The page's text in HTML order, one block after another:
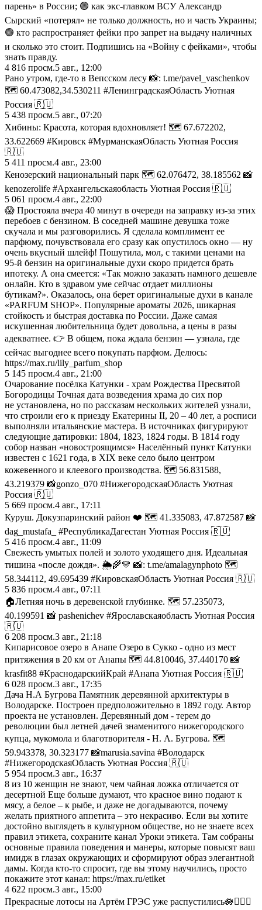
парень» в России; 🟢 как экс-главком ВСУ Александр
Сырский «потерял» не только должность, но и часть Украины;
🟢 кто распространяет фейки про запрет на выдачу наличных
и сколько это стоит. Подпишись на «Войну с фейками», чтобы
знать правду.
4 816 просм.5 авг., 12:00
Рано утром, где-то в Вепсском лесу 📸: t.me/pavel_vaschenkov
🗺️ 60.473082,34.530211 #ЛенинградскаяОбласть Уютная
Россия 🇷🇺
5 438 просм.5 авг., 07:20
Хибины: Красота, которая вдохновляет! 🗺️ 67.672202,
33.622669 #Кировск #МурманскаяОбласть Уютная Россия
🇷🇺
5 411 просм.4 авг., 23:00
Кенозерский национальный парк 🗺️ 62.076472, 38.185562 📸
kenozerolife #Архангельскаяобласть Уютная Россия 🇷🇺
5 061 просм.4 авг., 22:00
😱 Простояла вчера 40 минут в очереди на заправку из-за этих
перебоев с бензином. В соседней машине девушка тоже
скучала и мы разговорились. Я сделала комплимент ее
парфюму, почувствовала его сразу как опустилось окно — ну
очень вкусный шлейф! Пошутила, мол, с такими ценами на
95-й бензин на оригинальные духи скоро придется брать
ипотеку. А она смеется: «Так можно заказать намного дешевле
онлайн. Кто в здравом уме сейчас отдает миллионы
бутикам?». Оказалось, она берет оригинальные духи в канале
«PARFUM SHOP». Популярные ароматы 2026, шикарная
стойкость и быстрая доставка по России. Даже самая
искушенная любительница будет довольна, а цены в разы
адекватнее. 👉 В общем, пока ждала бензин — узнала, где
сейчас выгоднее всего покупать парфюм. Делюсь:
https://max.ru/lily_parfum_shop
5 145 просм.4 авг., 21:00
Очарование посёлка Катунки - храм Рождества Пресвятой
Богородицы Точная дата возведения храма до сих пор
не установлена, но по рассказам нескольких жителей узнали,
что строили его к приезду Екатерины II, 20 – 40 лет, а росписи
выполняли итальянские мастера. В источниках фигурируют
следующие датировки: 1804, 1823, 1824 годы. В 1814 году
собор назван «новостроящимся» Населённый пункт Катунки
известен с 1621 года, в XIX веке село было центром
кожевенного и клеевого производства. 🗺️ 56.831588,
43.219379 📸gonzo_070 #НижегородскаяОбласть Уютная
Россия 🇷🇺
5 669 просм.4 авг., 17:11
Куруш. Докузпаринский район ❤️ 🗺️ 41.335083, 47.872587 📸
dag_mustafa_ #РеспубликаДагестан Уютная Россия 🇷🇺
5 416 просм.4 авг., 11:09
Свежесть умытых полей и золото уходящего дня. Идеальная
тишина «после дождя». 🌦️🌾💛 📸: t.me/amalagynphoto 🗺️
58.344112, 49.695439 #КировскаяОбласть Уютная Россия 🇷🇺
5 836 просм.4 авг., 07:11
🏠Летняя ночь в деревенской глубинке. 🗺️ 57.235073,
40.199591 📸 pashenichev #Ярославскаяобласть Уютная Россия
🇷🇺
6 208 просм.3 авг., 21:18
Кипарисовое озеро в Анапе Озеро в Сукко - одно из мест
притяжения в 20 км от Анапы 🗺️ 44.810046, 37.440170 📸
krasfit88 #КраснодарскийКрай #Анапа Уютная Россия 🇷🇺
6 028 просм.3 авг., 17:35
Дача Н.А Бугрова Памятник деревянной архитектуры в
Володарске. Построен предположительно в 1892 году. Автор
проекта не установлен. Деревянный дом - терем до
революции был летней дачей знаменитого нижегородского
купца, мукомола и благотворителя - Н. А. Бугрова. 🗺️
59.943378, 30.323177 📸marusia.savina #Володарск
#НижегородскаяОбласть Уютная Россия 🇷🇺
5 954 просм.3 авг., 16:37
8 из 10 женщин не знают, чем чайная ложка отличается от
десертной Еще больше думают, что красное вино подают к
мясу, а белое – к рыбе, и даже не догадываются, почему
желать приятного аппетита – это некрасиво. Если вы хотите
достойно выглядеть в культурном обществе, но не знаете всех
правил этикета, сохраните канал Уроки этикета. Там собраны
основные правила поведения и манеры, которые повысят ваш
имидж в глазах окружающих и сформируют образ элегантной
дамы. Когда кто-то спросит, где вы этому научились, просто
покажите этот канал: https://max.ru/etiket
4 622 просм.3 авг., 15:00
Прекрасные лотосы на Артём ГРЭС уже распустились🪷🧘🏼‍♂️